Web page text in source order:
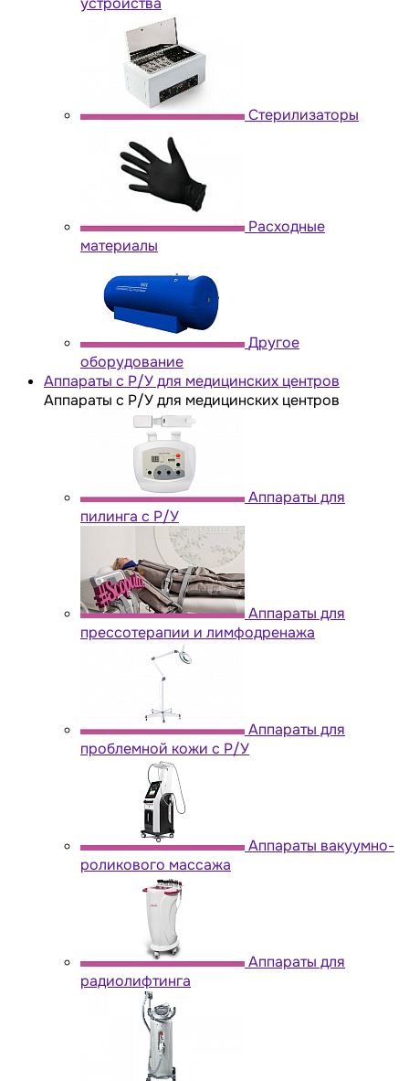
Стерилизаторы
Расходные
материалы
Другое
оборудование
Аппараты с Р/У для медицинских центров
Аппараты с Р/У для медицинских центров
Аппараты для
пилинга с Р/У
Аппараты для
прессотерапии и лимфодренажа
Аппараты для
проблемной кожи с Р/У
Аппараты вакуумно-
роликового массажа
Аппараты для
радиолифтинга